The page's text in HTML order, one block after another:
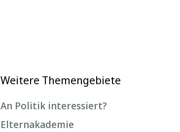
Weitere Themengebiete
An Politik interessiert?
Elternakademie